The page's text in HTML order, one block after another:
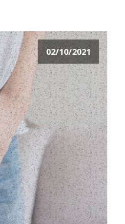
02/10/2021